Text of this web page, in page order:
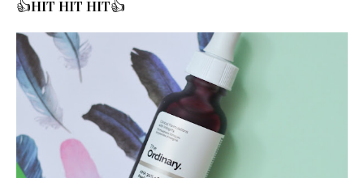
👍HIT HIT HIT👍